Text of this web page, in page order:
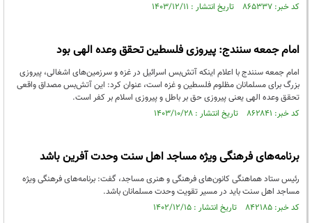
کد خبر: ۸۶۵۳۳۷ تاریخ انتشار : ۱۴۰۳/۱۲/۱۱
امام جمعه سنندج: پیروزی فلسطین تحقق وعده الهی بود
امام جمعه سنندج با اعلام اینکه آتش‌بس اسرائیل در غزه و سرزمین‌های اشغالی، پیروزی
بزرگ برای مسلمانان مظلوم فلسطین و غزه است، عنوان کرد: این آتش‌بس مصداق واقعی
تحقق وعده الهی یعنی پیروزی حق بر باطل و پیروزی اسلام بر کفر است.
کد خبر: ۸۶۲۸۴۱ تاریخ انتشار : ۱۴۰۳/۱۰/۲۸
برنامه‌های فرهنگی ویژه مساجد اهل سنت وحدت آفرین باشد
رئیس ستاد هماهنگی کانون‌های فرهنگی و هنری مساجد، گفت: برنامه‌های فرهنگی ویژه
مساجد اهل سنت باید در مسیر تقویت وحدت مسلمانان باشد.
کد خبر: ۸۴۲۱۸۵ تاریخ انتشار : ۱۴۰۲/۱۲/۱۵